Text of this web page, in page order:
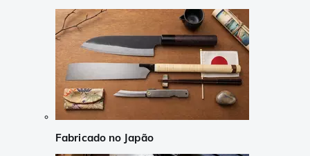
Fabricado no Japão